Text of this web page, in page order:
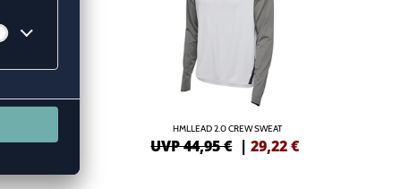
€
HMLLEAD 2.0 CREW SWEAT
UVP 44,95 € |29,22€